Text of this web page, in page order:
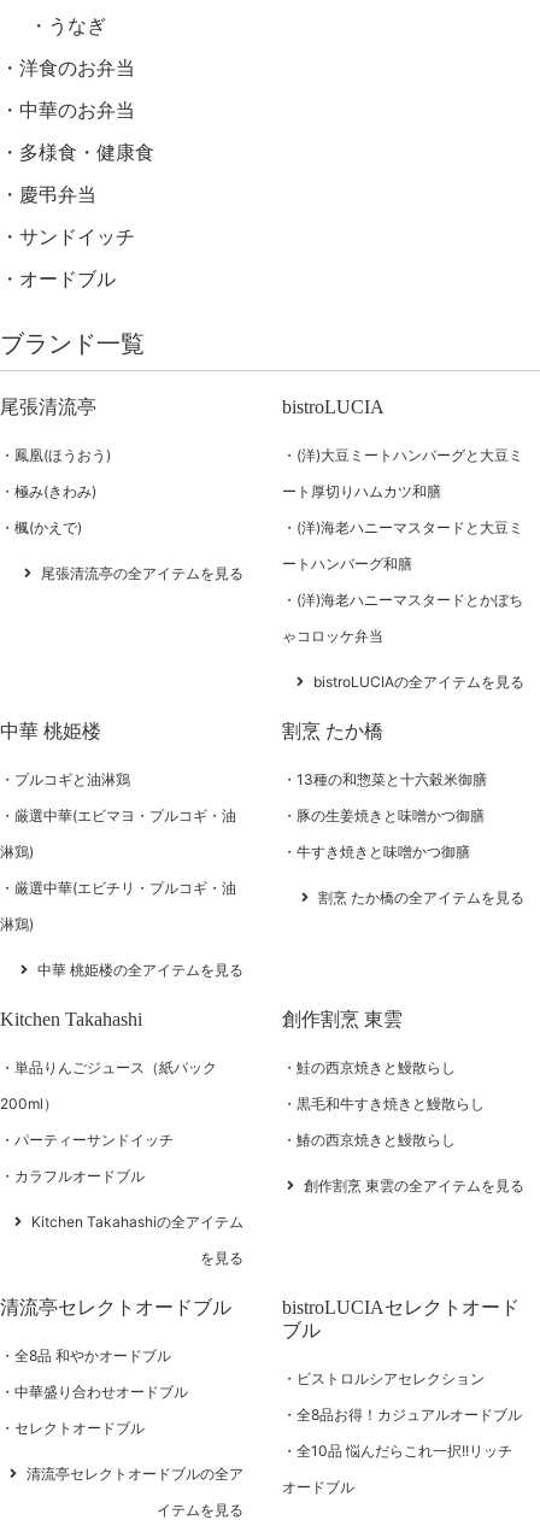
うなぎ
洋食のお弁当
中華のお弁当
多様食・健康食
慶弔弁当
サンドイッチ
オードブル
ブランド一覧
尾張清流亭
鳳凰(ほうおう)
極み(きわみ)
楓(かえで)
尾張清流亭の全アイテムを見る
bistroLUCIA
(洋)大豆ミートハンバーグと大豆ミ
ート厚切りハムカツ和膳
(洋)海老ハニーマスタードと大豆ミ
ートハンバーグ和膳
(洋)海老ハニーマスタードとかぼち
ゃコロッケ弁当
bistroLUCIAの全アイテムを見る
中華 桃姫楼
プルコギと油淋鶏
厳選中華(エビマヨ・プルコギ・油
淋鶏)
厳選中華(エビチリ・プルコギ・油
淋鶏)
中華 桃姫楼の全アイテムを見る
割烹 たか橋
13種の和惣菜と十六穀米御膳
豚の生姜焼きと味噌かつ御膳
牛すき焼きと味噌かつ御膳
割烹 たか橋の全アイテムを見る
Kitchen Takahashi
単品りんごジュース（紙パック
200ml）
パーティーサンドイッチ
カラフルオードブル
Kitchen Takahashiの全アイテム
を見る
創作割烹 東雲
鮭の西京焼きと鰻散らし
黒毛和牛すき焼きと鰻散らし
鰆の西京焼きと鰻散らし
創作割烹 東雲の全アイテムを見る
清流亭セレクトオードブル
全8品 和やかオードブル
中華盛り合わせオードブル
セレクトオードブル
清流亭セレクトオードブルの全ア
イテムを見る
bistroLUCIAセレクトオード
ブル
ビストロルシアセレクション
全8品お得！カジュアルオードブル
全10品 悩んだらこれ一択!!リッチ
オードブル